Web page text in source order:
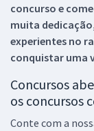
concurso e
muita
experientes no
conquistar uma
Concursos
os concursos
Conte com a